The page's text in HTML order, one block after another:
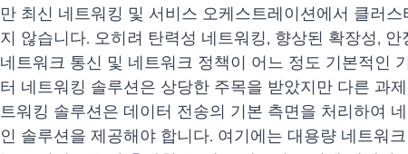
만 최신 네트워킹 및 서비스 오케스트레이션에서 클러
지 않습니다. 오히려 탄력성 네트워킹, 향상된 확장성,
네트워크 통신 및 네트워크 정책이 어느 정도 기본적인
터 네트워킹 솔루션은 상당한 주목을 받았지만 다른 과
트워킹 솔루션은 데이터 전송의 기본 측면을 처리하여
인 솔루션을 제공해야 합니다. 여기에는 대용량 네트워